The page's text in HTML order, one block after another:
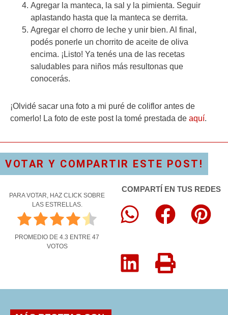
Agregar la manteca, la sal y la pimienta. Seguir
aplastando hasta que la manteca se derrita.
Agregar el chorro de leche y unir bien. Al final,
podés ponerle un chorrito de aceite de oliva
encima. ¡Listo! Ya tenés una de las recetas
saludables para niños más resultonas que
conocerás.
¡Olvidé sacar una foto a mi puré de coliflor antes de
comerlo! La foto de este post la tomé prestada de aquí.
VOTAR Y COMPARTIR ESTE POST!
PARA VOTAR, HAZ CLICK SOBRE
LAS ESTRELLAS.
PROMEDIO DE 4.3 ENTRE 47
VOTOS
COMPARTÍ EN TUS REDES